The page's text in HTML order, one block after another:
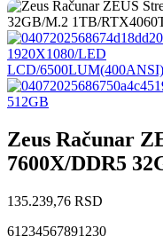
1920X1080/LED
LCD/
512GB
Zeus Računar
7600X/DDR5
135.239,76 RSD
61234567891230